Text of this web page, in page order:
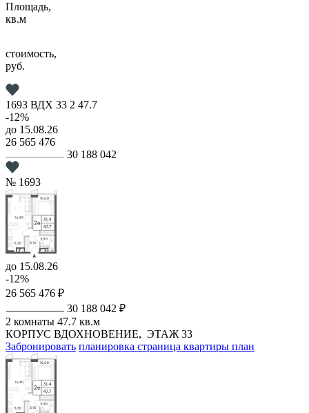
Площадь,
кв.м
стоимость,
руб.
1693 ВДХ 33 2 47.7
-12%
до 15.08.26
26 565 476
30 188 042
№ 1693
до 15.08.26
-12%
26 565 476 ₽
30 188 042 ₽
2 комнаты 47.7 кв.м
КОРПУС ВДОХНОВЕНИЕ, ЭТАЖ 33
Забронировать планировка страница квартиры план